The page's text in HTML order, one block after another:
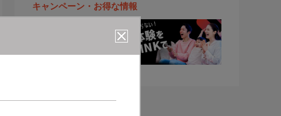
キャンペーン・お得な情報